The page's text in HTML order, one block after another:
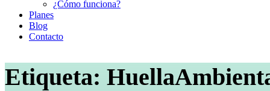
¿Cómo funciona?
Planes
Blog
Contacto
Etiqueta: